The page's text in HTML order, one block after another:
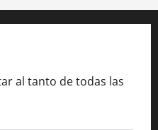
al tanto de todas las